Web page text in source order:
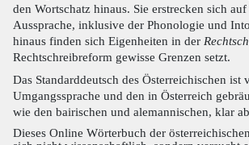
den Wortschatz hinaus. Sie erstrecken sich
Aussprache, inklusive der Phonologie und
hinaus finden sich Eigenheiten in der
Rechtschreibreform gewisse Grenzen setzt.
Das Standarddeutsch des Österreichischen ist
Umgangssprache und den in Österreich
wie den bairischen und alemannischen, klar
Dieses Online Wörterbuch der